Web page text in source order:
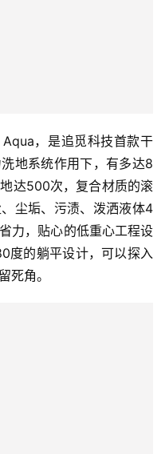
，是追觅科技首款干
地系统作用下，有多达8
达500次，复合材质的滚
尘垢、污渍、泼洒液体4
力，贴心的低重心工程设
度的躺平设计，可以探入
死角。